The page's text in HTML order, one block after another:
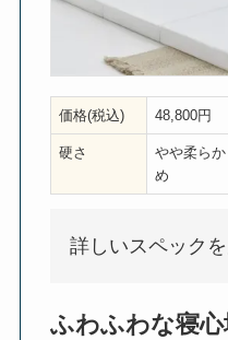
価格(税込) 48,800円
硬さ
やや柔らか
め
詳しいスペック
ふわふわな寝